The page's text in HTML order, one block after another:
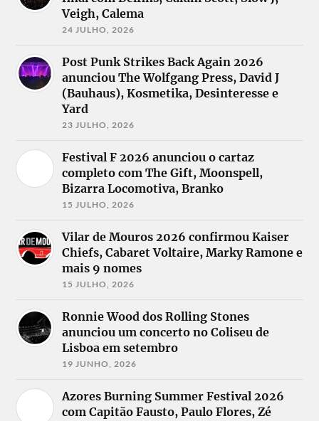
Veigh, Calema
24 JULHO, 2026
Post Punk Strikes Back Again 2026
anunciou The Wolfgang Press, David J
(Bauhaus), Kosmetika, Desinteresse e
Yard
23 JULHO, 2026
Festival F 2026 anunciou o cartaz
completo com The Gift, Moonspell,
Bizarra Locomotiva, Branko
15 JULHO, 2026
Vilar de Mouros 2026 confirmou Kaiser
Chiefs, Cabaret Voltaire, Marky Ramone e
mais 9 nomes
15 JULHO, 2026
Ronnie Wood dos Rolling Stones
anunciou um concerto no Coliseu de
Lisboa em setembro
19 JUNHO, 2026
Azores Burning Summer Festival 2026
com Capitão Fausto, Paulo Flores, Zé